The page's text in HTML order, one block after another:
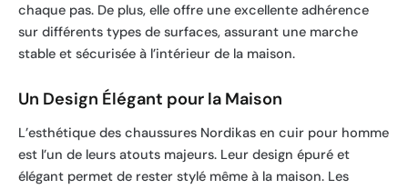
chaque pas. De plus, elle offre une excellente adhérence
sur différents types de surfaces, assurant une marche
stable et sécurisée à l’intérieur de la maison.
Un Design Élégant pour la Maison
L’esthétique des chaussures Nordikas en cuir pour homme
est l’un de leurs atouts majeurs. Leur design épuré et
élégant permet de rester stylé même à la maison. Les